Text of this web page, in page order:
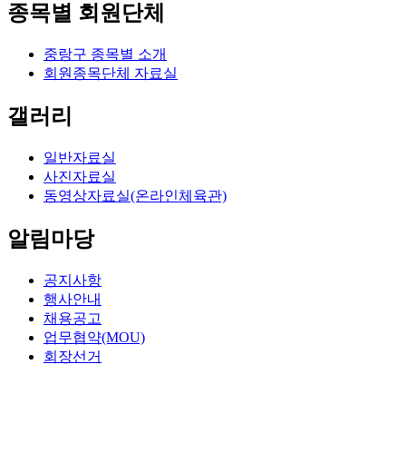
종목별 회원단체
중랑구 종목별 소개
회원종목단체 자료실
갤러리
일반자료실
사진자료실
동영상자료실(온라인체육관)
알림마당
공지사항
행사안내
채용공고
업무협약(MOU)
회장선거